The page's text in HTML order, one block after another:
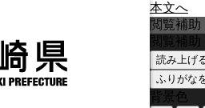
本文へ
閲覧補助
閲覧補助
読み上げ
ふりがな
背景色